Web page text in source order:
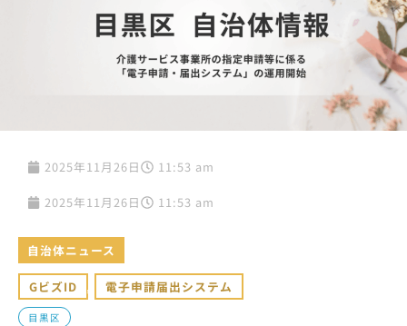
2025年11月26日 11:53 am
2025年11月26日 11:53 am
自治体ニュース
GビズID , 電子申請届出システム
目黒区